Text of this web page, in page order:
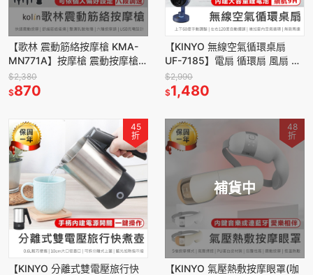
【歌林 震動筋絡按摩槍 KMA-
MN771A】按摩槍 震動按摩槍
筋膜槍 USB充電 肌肉按摩 運動
按摩槍 電動筋膜槍
$2,380
$870
【KINYO 無線空氣循環桌扇
UF-7185】電扇 循環扇 風扇 桌
扇 自動擺頭 夜燈風扇 充電風扇
露營風扇
$2,990
$1,480
45
折
【KINYO 分離式雙電壓旅行快
補貨中
48
折
【KINYO 氣壓熱敷按摩眼罩(咖